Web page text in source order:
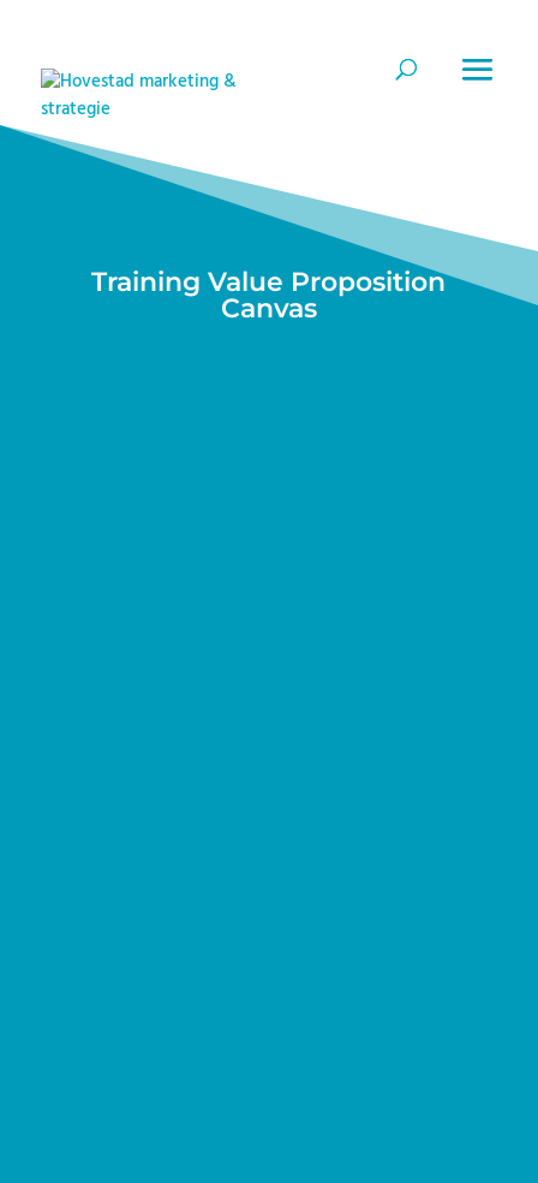
Training Value Proposition
Canvas